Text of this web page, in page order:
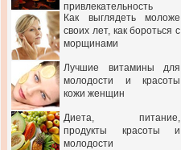
привлекательность
Как выглядеть моложе
своих лет, как бороться с
морщинами
Лучшие витамины для
молодости и красоты
кожи женщин
Диета, питание,
продукты красоты и
молодости